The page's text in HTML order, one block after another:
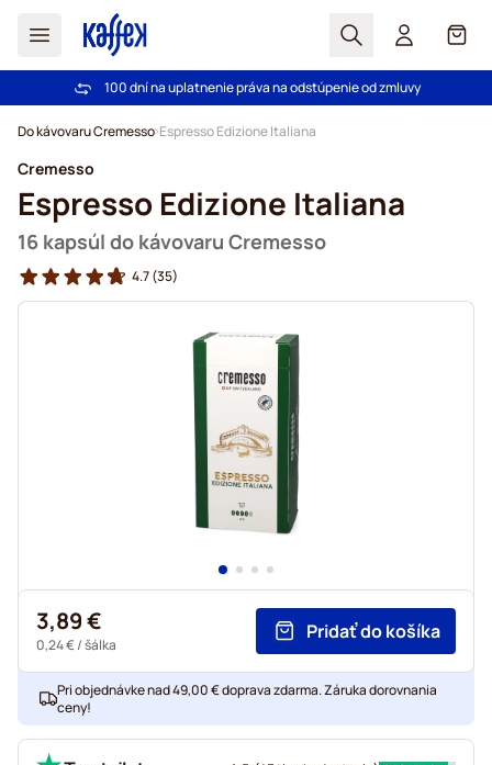
Hľadať Košík
Pri objednávke nad 49,00 € doprava zdarma
100 dní na uplatnenie práva na odstúpenie od zmluvy
Do kávovaru Cremesso Espresso Edizione Italiana
Cremesso
Espresso Edizione Italiana
16 kapsúl do kávovaru Cremesso
4.7(35)
3,89 €
0,24 €/ šálka
Pridať do košíka
Pri objednávke nad 49,00 € doprava zdarma. Záruka dorovnania
ceny!